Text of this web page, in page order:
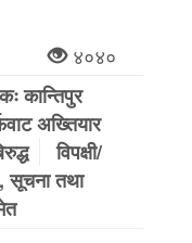
४०४०
कान्तिपुर
अख्तियार
विपक्षी/
सूचना तथा